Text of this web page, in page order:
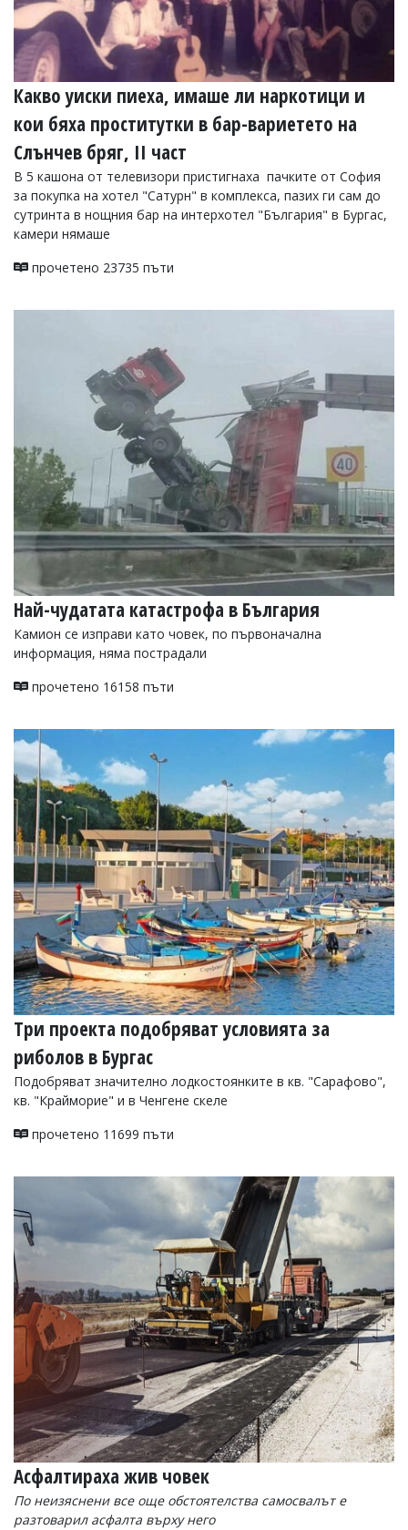
Какво уиски пиеха, имаше ли наркотици и
кои бяха проститутки в бар-вариетето на
Слънчев бряг, II част
В 5 кашона от телевизори пристигнаха пачките от София
за покупка на хотел "Сатурн" в комплекса, пазих ги сам до
сутринта в нощния бар на интерхотел "България" в Бургас,
камери нямаше
прочетено 23735 пъти
Най-чудатата катастрофа в България
Камион се изправи като човек, по първоначална
информация, няма пострадали
прочетено 16158 пъти
Три проекта подобряват условията за
риболов в Бургас
Подобряват значително лодкостоянките в кв. "Сарафово",
кв. "Крайморие" и в Ченгене скеле
прочетено 11699 пъти
Асфалтираха жив човек
По неизяснени все още обстоятелства самосвалът е
разтоварил асфалта върху него